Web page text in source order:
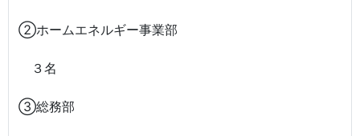
②ホームエネルギー事業部
３名
③総務部